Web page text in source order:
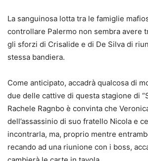
La sanguinosa lotta tra le famiglie
controllare Palermo non sembra avere
gli sforzi di Crisalide e di De Silva di
stessa bandiera.
Come anticipato, accadrà qualcosa di
due delle cattive di questa stagione di
Rachele Ragnbo è convinta che
dell’assassinio di suo fratello Nicola e
incontrarla, ma, proprio mentre
recando ad una riunione con i boss,